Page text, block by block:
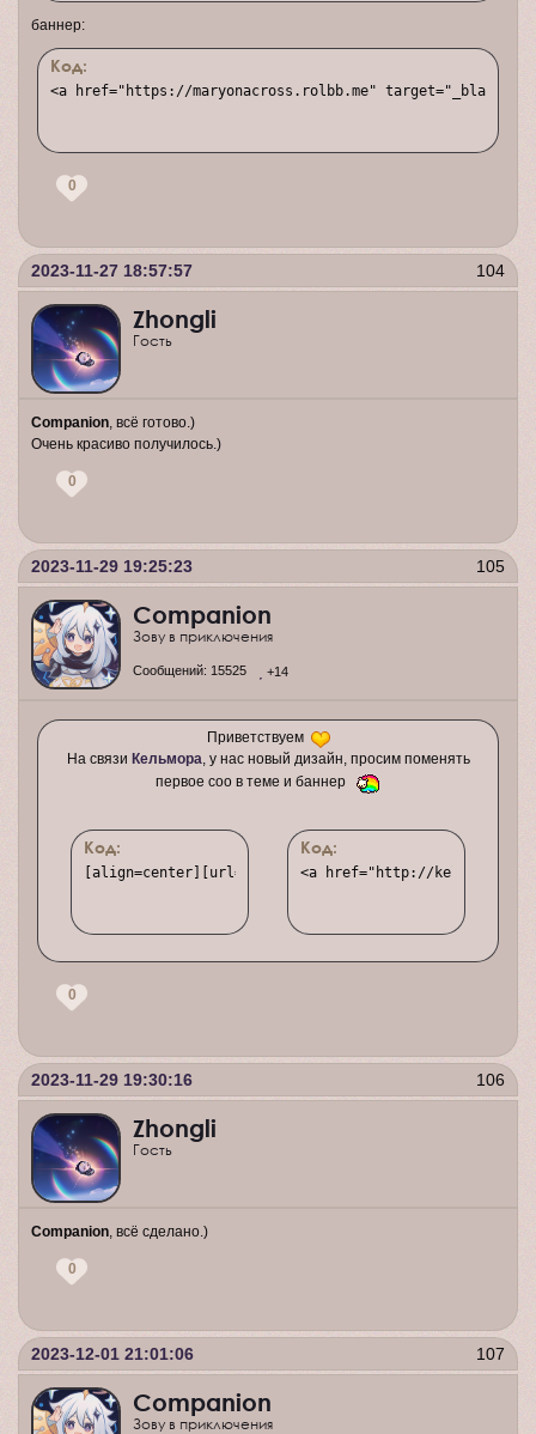
баннер:
Код:
<a href="https://maryonacross.rolbb.me"
0
104
2023-11-27 18:57:57
Zhongli
Гость
Companion, всё готово.)
Очень красиво получилось.)
0
105
2023-11-29 19:25:23
Companion
Зову в приключения
Сообщений: 15525 +14
Приветствуем
На связи Кельмора, у нас новый дизайн, просим поменять
первое соо в теме и баннер
Код:
[align=center][url=http://
Код:
<a href="http://
0
106
2023-11-29 19:30:16
Zhongli
Гость
Companion, всё сделано.)
0
107
2023-12-01 21:01:06
Companion
Зову в приключения